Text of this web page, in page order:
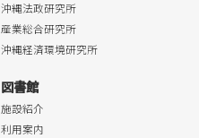
沖縄法政研究所
産業総合研究所
沖縄経済環境研究所
図書館
施設紹介
利用案内